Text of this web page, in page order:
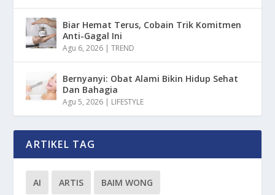
Biar Hemat Terus, Cobain Trik Komitmen
Anti-Gagal Ini
Agu 6, 2026 |TREND
Bernyanyi: Obat Alami Bikin Hidup Sehat
Dan Bahagia
Agu 5, 2026 | LIFESTYLE
ARTIKEL TAG
AI ARTIS BAIM WONG